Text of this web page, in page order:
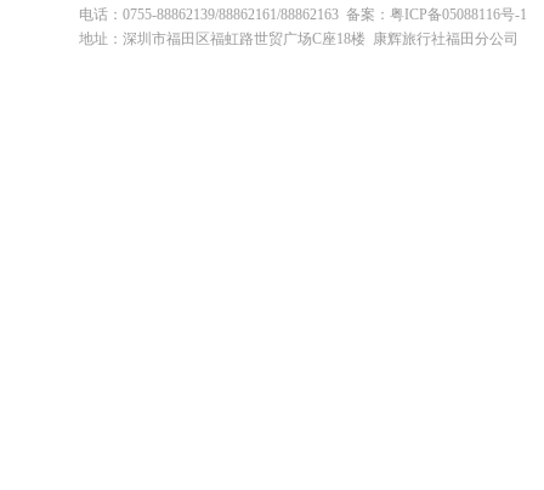
电话：0755-88862139/88862161/88862163 备案：粤ICP备05088116号-1
地址：深圳市福田区福虹路世贸广场C座18楼 康辉旅行社福田分公司